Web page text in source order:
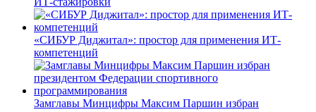
«СИБУР Диджитал»: простор для применения ИТ-
компетенций
Замглавы Минцифры Максим Паршин избран